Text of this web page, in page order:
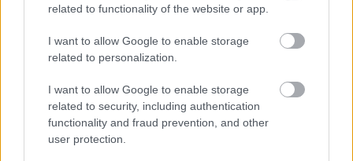
related to functionality of the website or app.
I want to allow Google to enable storage
related to personalization.
I want to allow Google to enable storage
related to security, including authentication
functionality and fraud prevention, and other
user protection.